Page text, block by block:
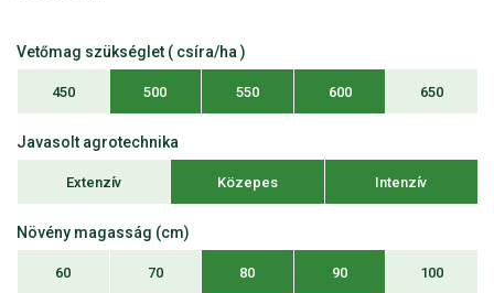
Vetőmag szükséglet ( csíra/ha )
450 500 550 600 650
Javasolt agrotechnika
Extenzív Közepes Intenzív
Növény magasság (cm)
60 70 80 90 100